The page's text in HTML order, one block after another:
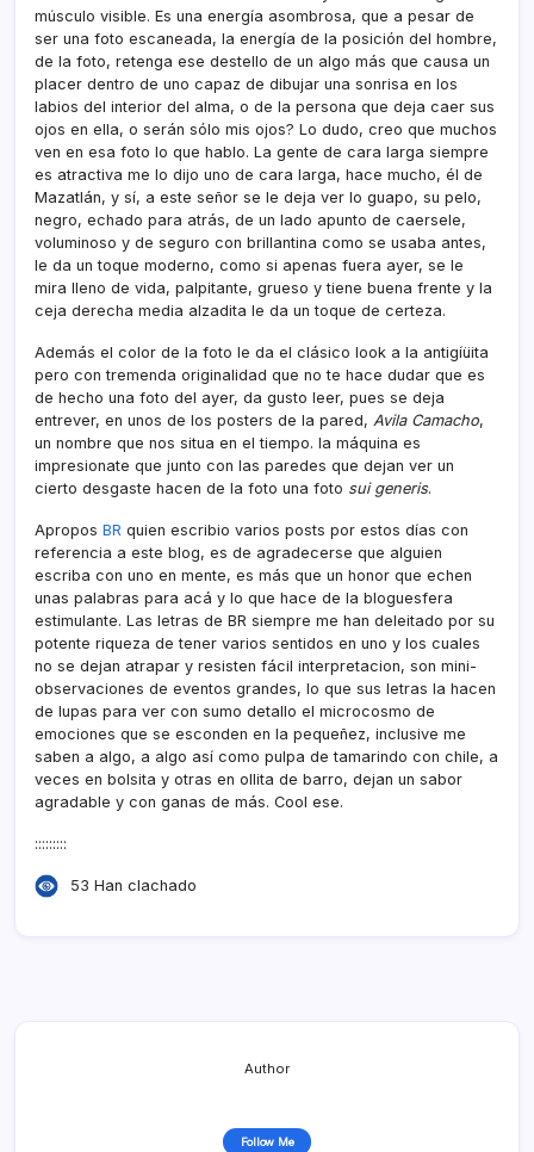
músculo visible. Es una energí­a asombrosa, que a pesar de
ser una foto escaneada, la energí­a de la posición del hombre,
de la foto, retenga ese destello de un algo más que causa un
placer dentro de uno capaz de dibujar una sonrisa en los
labios del interior del alma, o de la persona que deja caer sus
ojos en ella, o serán sólo mis ojos? Lo dudo, creo que muchos
ven en esa foto lo que hablo. La gente de cara larga siempre
es atractiva me lo dijo uno de cara larga, hace mucho, él de
Mazatlán, y sí­, a este señor se le deja ver lo guapo, su pelo,
negro, echado para atrás, de un lado apunto de caersele,
voluminoso y de seguro con brillantina como se usaba antes,
le da un toque moderno, como si apenas fuera ayer, se le
mira lleno de vida, palpitante, grueso y tiene buena frente y la
ceja derecha media alzadita le da un toque de certeza.
Además el color de la foto le da el clásico look a la antigíüita
pero con tremenda originalidad que no te hace dudar que es
de hecho una foto del ayer, da gusto leer, pues se deja
entrever, en unos de los posters de la pared, Avila Camacho,
un nombre que nos situa en el tiempo. la máquina es
impresionate que junto con las paredes que dejan ver un
cierto desgaste hacen de la foto una foto sui generis.
Apropos BR quien escribio varios posts por estos dí­as con
referencia a este blog, es de agradecerse que alguien
escriba con uno en mente, es más que un honor que echen
unas palabras para acá y lo que hace de la bloguesfera
estimulante. Las letras de BR siempre me han deleitado por su
potente riqueza de tener varios sentidos en uno y los cuales
no se dejan atrapar y resisten fácil interpretacion, son mini-
observaciones de eventos grandes, lo que sus letras la hacen
de lupas para ver con sumo detallo el microcosmo de
emociones que se esconden en la pequeñez, inclusive me
saben a algo, a algo así­ como pulpa de tamarindo con chile, a
veces en bolsita y otras en ollita de barro, dejan un sabor
agradable y con ganas de más. Cool ese.
:::::::::
53 Han clachado
Author
Follow Me